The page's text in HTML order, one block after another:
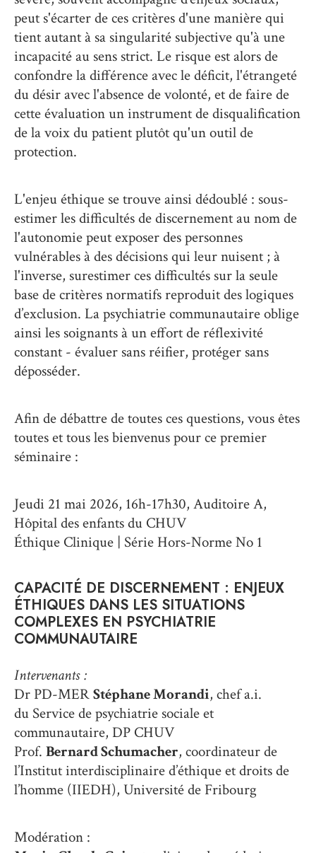
peut s'écarter de ces critères d'une manière qui
tient autant à sa singularité subjective qu'à une
incapacité au sens strict. Le risque est alors de
confondre la différence avec le déficit, l'étrangeté
du désir avec l'absence de volonté, et de faire de
cette évaluation un instrument de disqualification
de la voix du patient plutôt qu'un outil de
protection.
L'enjeu éthique se trouve ainsi dédoublé : sous-
estimer les difficultés de discernement au nom de
l'autonomie peut exposer des personnes
vulnérables à des décisions qui leur nuisent ; à
l'inverse, surestimer ces difficultés sur la seule
base de critères normatifs reproduit des logiques
d’exclusion. La psychiatrie communautaire oblige
ainsi les soignants à un effort de réflexivité
constant - évaluer sans réifier, protéger sans
déposséder.
Afin de débattre de toutes ces questions, vous êtes
toutes et tous les bienvenus pour ce premier
séminaire :
Jeudi 21 mai 2026, 16h-17h30, Auditoire A,
Hôpital des enfants du CHUV
Éthique Clinique | Série Hors-Norme No 1
CAPACITÉ DE DISCERNEMENT : ENJEUX
ÉTHIQUES DANS LES SITUATIONS
COMPLEXES EN PSYCHIATRIE
COMMUNAUTAIRE
Intervenants :
Dr PD-MERStéphane Morandi, chef a.i.
du Service de psychiatrie sociale et
communautaire, DP CHUV
Prof. Bernard Schumacher, coordinateur de
l’Institut interdisciplinaire d’éthique et droits de
l’homme (IIEDH), Université de Fribourg
Modération :